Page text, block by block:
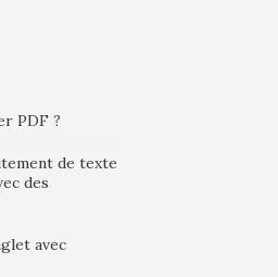
PDF ?
de texte
des
avec